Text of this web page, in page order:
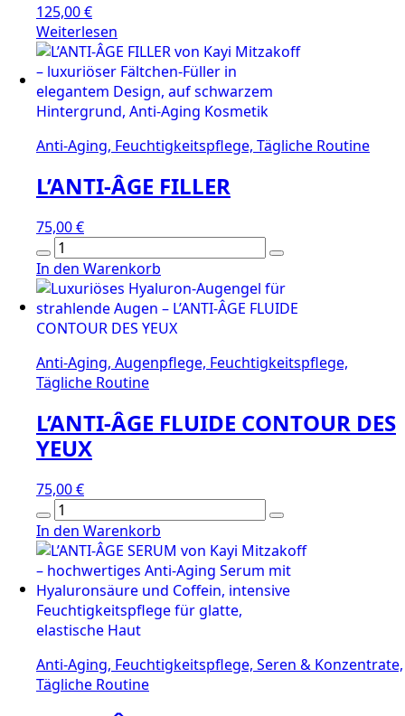
125,00€
Weiterlesen
Anti-Aging, Feuchtigkeitspflege, Tägliche Routine
L’ANTI-ÂGE FILLER
75,00€
L’ANTI-
ÂGE
FILLER
Menge
In den Warenkorb
Anti-Aging, Augenpflege, Feuchtigkeitspflege,
Tägliche Routine
L’ANTI-ÂGE FLUIDE CONTOUR DES
YEUX
75,00€
L’ANTI-
ÂGE
FLUIDE
CONTOUR
DES
YEUX
Menge
In den Warenkorb
Anti-Aging, Feuchtigkeitspflege, Seren & Konzentrate,
Tägliche Routine